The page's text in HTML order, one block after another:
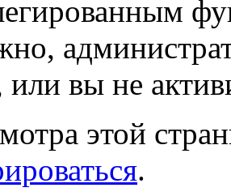
или вы не
этой
.